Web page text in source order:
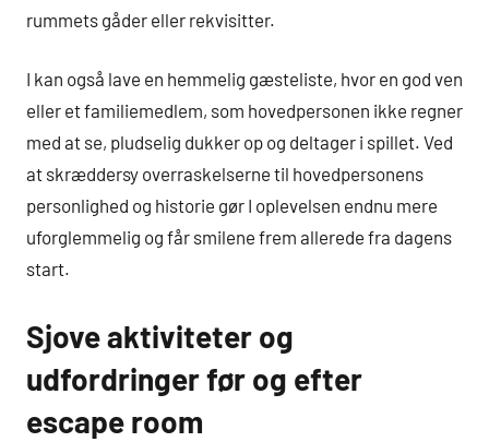
rummets gåder eller rekvisitter.
I kan også lave en hemmelig gæsteliste, hvor en god ven
eller et familiemedlem, som hovedpersonen ikke regner
med at se, pludselig dukker op og deltager i spillet. Ved
at skræddersy overraskelserne til hovedpersonens
personlighed og historie gør I oplevelsen endnu mere
uforglemmelig og får smilene frem allerede fra dagens
start.
Sjove aktiviteter og
udfordringer før og efter
escape room